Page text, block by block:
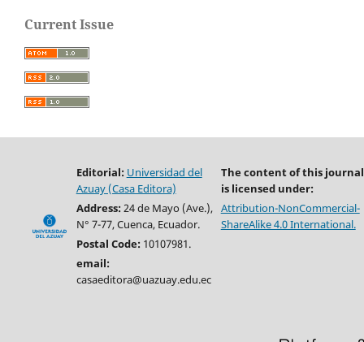
Current Issue
Editorial: Universidad del
Azuay (Casa Editora)
The content of this journal
is licensed under:
Address:24 de Mayo (Ave.),
N° 7-77, Cuenca, Ecuador.
Attribution-NonCommercial-
ShareAlike 4.0 International.
Postal Code:10107981.
email:
casaeditora@uazuay.edu.ec